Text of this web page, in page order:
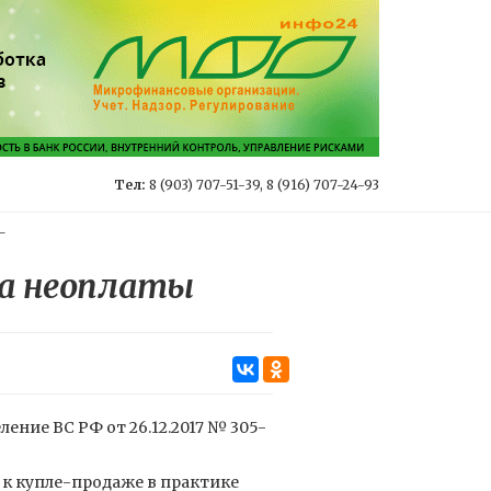
Тел: 8 (903) 707-51-39, 8 (916) 707-24-93
неоплаты
ВС РФ от 26.12.2017 № 305-
купле-продаже в практике